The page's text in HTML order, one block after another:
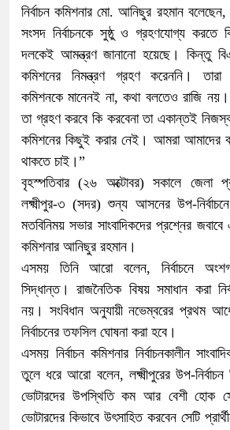
নির্বাচন কমিশনার মো. আনিছুর রহমান
সংসদ নির্বাচনকে সুষ্ঠু ও গ্রহণযোগ্য করতে
দলকেই আমন্ত্রণ জানানো হয়েছে। কিন্তু
কমিশনের নিমন্ত্রণ গ্রহণ করেননি। তারা
কমিশনকে মানেনই না, কথা বলতেও রাজি
তা গ্রহণ করবে কি করবেনা তা একান্তই নিজস্ব
কমিশনের কিছুই করার নেই। আমরা আমাদের
থাকতে চাই।”
বৃহস্পতিবার (২৬ অক্টোবর) সকালে জেলা
লক্ষ্মীপুর-৩ (সদর) শুন্য আসনের উপ-
মতবিনিময় সভার সাংবাদিকদের প্রশ্নের জবাবে
কমিশনার আনিছুর রহমান।
এসময় তিনি আরো বলেন, নির্বাচনে
সিদ্ধান্ত। রাজনৈতিক বিষয় সমাধান করা
নয়। সংবিধান অনুযায়ী নভেম্বরের প্রথম
নির্বাচনের তফসিল ঘোষনা করা হবে।
এসময় নির্বাচন কমিশনার নির্বাচনকালীন
তুলে ধরে আরো বলেন, লক্ষ্মীপুরের উপ-
ভোটারদের উপস্থিতি কম আর বেশী হোক
ভোটারদের কিভাবে উৎসাহিত করবেন সেটি